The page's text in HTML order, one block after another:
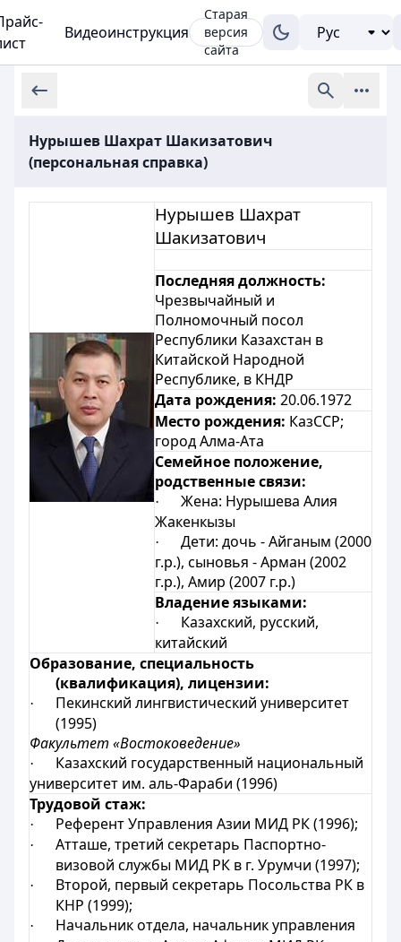
Видеоинструкция
Старая
версия
сайта
Нурышев Шахрат Шакизатович
(персональная справка)
Нурышев Шахрат
Шакизатович
Последняя должность:
Чрезвычайный и
Полномочный посол
Республики Казахстан в
Китайской Народной
Республике, в КНДР
Дата рождения: 20.06.1972
Место рождения: КазССР;
город Алма-Ата
Семейное положение,
родственные связи:
·
Жена: Нурышева Алия
Жакенкызы
·
Дети: дочь - Айганым (2000
г.р.), сыновья - Арман (2002
г.р.), Амир (2007 г.р.)
Владение языками:
·
Казахский, русский,
китайский
Образование, специальность
(квалификация), лицензии:
·
Пекинский лингвистический университет
(1995)
Факультет «Востоковедение»
·
Казахский государственный национальный
университет им. аль-Фараби (1996)
Трудовой стаж:
· Референт Управления Азии МИД РК (1996);
·
Атташе, третий секретарь Паспортно-
визовой службы МИД РК в г. Урумчи (1997);
·
Второй, первый секретарь Посольства РК в
КНР (1999);
·
Начальник отдела, начальник управления